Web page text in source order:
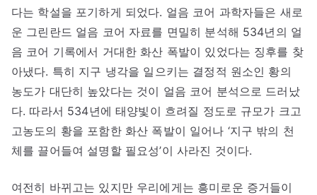
다는 학설을 포기하게 되었다. 얼음 코어 과학자들은 새로
운 그린란드 얼음 코어 자료를 면밀히 분석해 534년의 얼
음 코어 기록에서 거대한 화산 폭발이 있었다는 징후를 찾
아냈다. 특히 지구 냉각을 일으키는 결정적 원소인 황의
농도가 대단히 높았다는 것이 얼음 코어 분석으로 드러났
다. 따라서 534년에 태양빛이 흐려질 정도로 규모가 크고
고농도의 황을 포함한 화산 폭발이 일어나 ‘지구 밖의 천
체를 끌어들여 설명할 필요성’이 사라진 것이다.
여전히 바뀌고는 있지만 우리에게는 흥미로운 증거들이